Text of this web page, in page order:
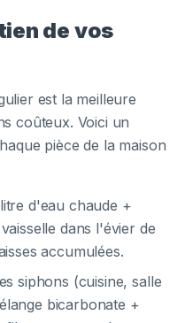
de vos
est la meilleure
coûteux. Voici un
pièce de la maison
d'eau chaude +
dans l'évier de
accumulées.
siphons (cuisine, salle
bicarbonate +